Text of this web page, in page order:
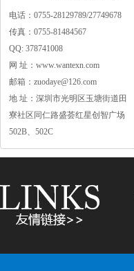
电话：0755-28129789/27749678
传真：0755-81484567
QQ:378741008
网址：www.wantexn.com
邮箱：zuodaye@126.com
地址：深圳市光明区玉塘街道田
寮社区同仁路盛荟红星创智广场
502B、502C